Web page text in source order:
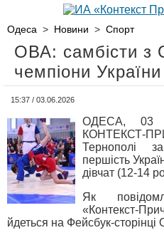
Одеса > Новини > Спорт
ОВА: самбісти з
чемпіони України
15:37 / 03.06.2026
ОДЕСА, 03
Тернополі
першість
дівчат (12-14
Як
«Контекст-
йдеться на Фейсбук-